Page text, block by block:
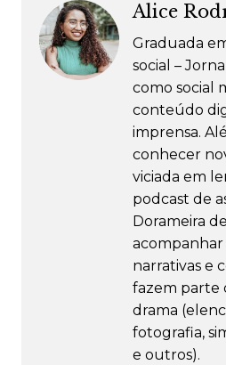
Alice
Graduada
social –
como social
conteúdo
imprensa.
conhecer
viciada em
podcast de
Dorameira
acompanhar
narrativas e
fazem parte
drama
fotografia,
e outros).